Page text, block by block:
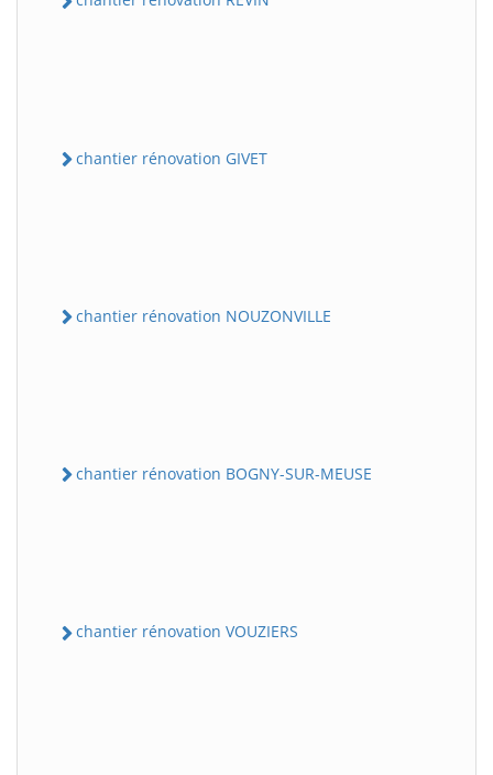
chantier rénovation GIVET
chantier rénovation NOUZONVILLE
chantier rénovation BOGNY-SUR-MEUSE
chantier rénovation VOUZIERS